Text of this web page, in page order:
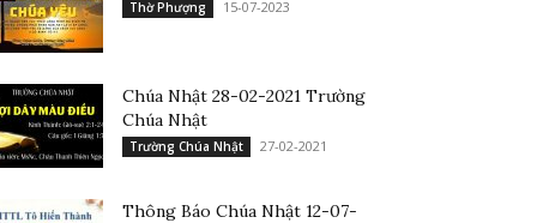
Thờ Phượng 15-07-2023
Chúa Nhật 28-02-2021 Trường
Chúa Nhật
Trường Chúa Nhật 27-02-2021
Thông Báo Chúa Nhật 12-07-